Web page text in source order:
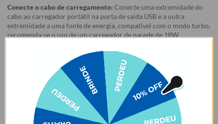
Conecte o cabo de carregamento: Conecte uma extremidade do
cabo ao carregador portátil na porta de saída USB e a outra
extremidade a uma fonte de energia, compatível com o modo turbo,
recomenda-se o uso de um carregador de parede de 18W.
Tempo
estimado
(carga
completa)
Watts
(potência)
Recomendação
5h 42min
5W
5V2.6A
4h 18min
10W